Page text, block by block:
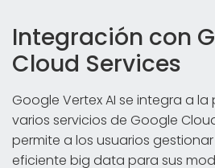
Integración con
Cloud Services
Google Vertex AI se integra a
varios servicios de Google
permite a los usuarios
eficiente big data para sus